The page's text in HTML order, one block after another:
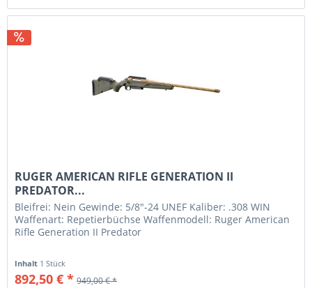
RUGER AMERICAN RIFLE GENERATION II
PREDATOR...
Bleifrei: Nein Gewinde: 5/8"-24 UNEF Kaliber: .308 WIN
Waffenart: Repetierbüchse Waffenmodell: Ruger American
Rifle Generation II Predator
Inhalt 1 Stück
892,50 € * 949,00 € *